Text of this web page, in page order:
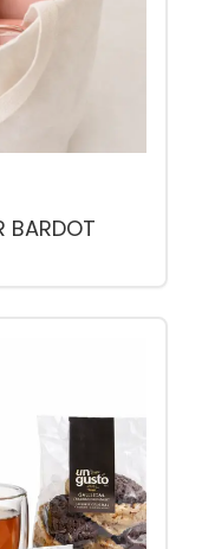
BARDOT